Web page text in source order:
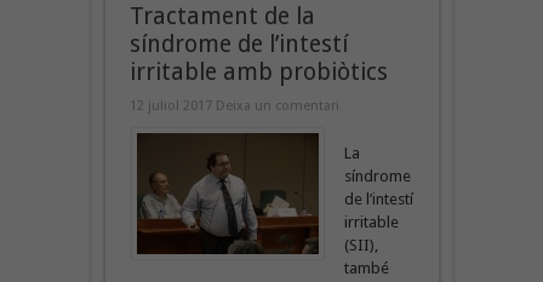
Tractament de la
síndrome de l’intestí
irritable amb probiòtics
12 juliol 2017 Deixa un comentari
La
síndrome
de l’intestí
irritable
(SII),
també